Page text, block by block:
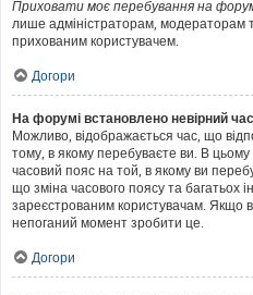
Приховати моє перебування на
лише адміністраторам, модераторам
прихованим користувачем.
Догори
На форумі встановлено невірний
Можливо, відображається час, що
тому, в якому перебуваєте ви. В
часовий пояс на той, в якому ви
що зміна часового поясу та
зареєстрованим користувачам. Якщо
непоганий момент зробити це.
Догори